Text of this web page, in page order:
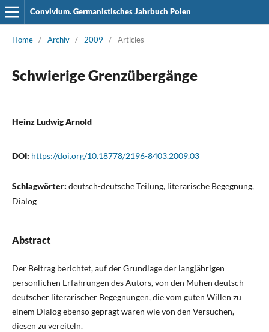
Convivium. Germanistisches Jahrbuch Polen
Home / Archiv / 2009 / Articles
Schwierige Grenzübergänge
Heinz Ludwig Arnold
DOI: https://doi.org/10.18778/2196-8403.2009.03
Schlagwörter: deutsch-deutsche Teilung, literarische Begegnung,
Dialog
Abstract
Der Beitrag berichtet, auf der Grundlage der langjährigen
persönlichen Erfahrungen des Autors, von den Mühen deutsch-
deutscher literarischer Begegnungen, die vom guten Willen zu
einem Dialog ebenso geprägt waren wie von den Versuchen,
diesen zu vereiteln.